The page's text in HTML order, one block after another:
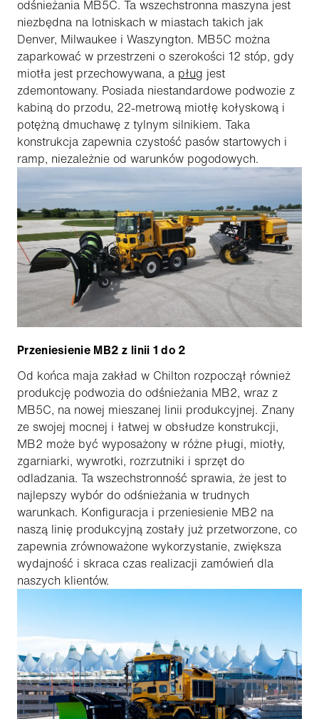
odśnieżania MB5C. Ta wszechstronna maszyna jest
niezbędna na lotniskach w miastach takich jak
Denver, Milwaukee i Waszyngton. MB5C można
zaparkować w przestrzeni o szerokości 12 stóp, gdy
miotła jest przechowywana, a pług jest
zdemontowany. Posiada niestandardowe podwozie z
kabiną do przodu, 22-metrową miotłę kołyskową i
potężną dmuchawę z tylnym silnikiem. Taka
konstrukcja zapewnia czystość pasów startowych i
ramp, niezależnie od warunków pogodowych.
Przeniesienie MB2 z linii 1 do 2
Od końca maja zakład w Chilton rozpoczął również
produkcję podwozia do odśnieżania MB2, wraz z
MB5C, na nowej mieszanej linii produkcyjnej. Znany
ze swojej mocnej i łatwej w obsłudze konstrukcji,
MB2 może być wyposażony w różne pługi, miotły,
zgarniarki, wywrotki, rozrzutniki i sprzęt do
odladzania. Ta wszechstronność sprawia, że jest to
najlepszy wybór do odśnieżania w trudnych
warunkach. Konfiguracja i przeniesienie MB2 na
naszą linię produkcyjną zostały już przetworzone, co
zapewnia zrównoważone wykorzystanie, zwiększa
wydajność i skraca czas realizacji zamówień dla
naszych klientów.